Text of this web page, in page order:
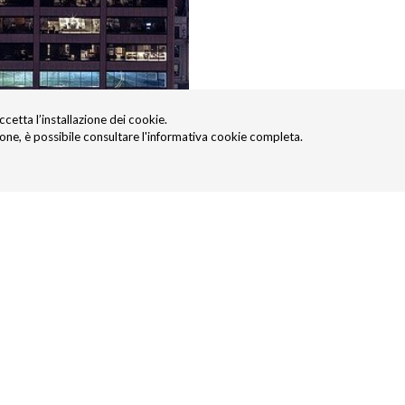
l’installazione dei cookie.
è possibile consultare l'informativa cookie completa.